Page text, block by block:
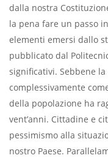
dalla nostra
la pena fare un passo
elementi emersi dallo
pubblicato dal
significativi. Sebbene
complessivamente
della popolazione ha
vent’anni. Cittadine e
pessimismo alla
nostro Paese.